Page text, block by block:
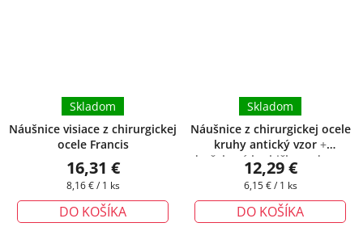
Náušnice visiace z chirurgickej
ocele Francis
Skladom
16,31 €
Jednotková
8,16 € / 1 ks
DO KOŠÍKA
Náušnice z chirurgickej ocele
kruhy antický vzor +
darčeková krabička zadarmo
Skladom
12,29 €
Jednotková
6,15 € / 1 ks
DO KOŠÍKA